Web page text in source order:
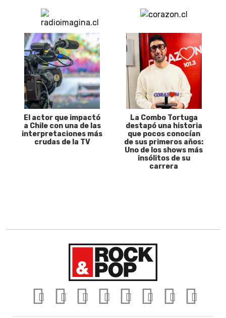
El actor que impactó
a Chile con una de las
interpretaciones más
crudas de la TV
La Combo Tortuga
destapó una historia
que pocos conocían
de sus primeros años:
Uno de los shows más
insólitos de su
carrera